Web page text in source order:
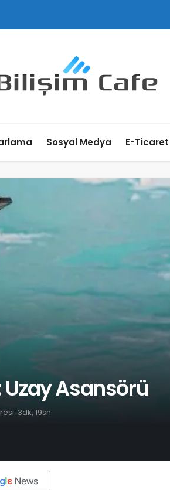
Sosyal Medya E-Ticaret
Uzay Asansörü
3dk, 19sn